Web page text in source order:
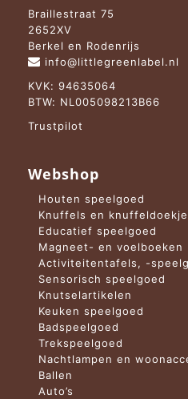
Braillestraat 75
2652XV
Berkel en Rodenrijs
info@littlegreenlabel.nl
KVK: 94635064
BTW: NL005098213B66
Trustpilot
Webshop
Houten speelgoed
Knuffels en
Educatief speelgoed
Magneet- en voelboeken
Activiteitentafels, -
Sensorisch speelgoed
Knutselartikelen
Keuken speelgoed
Badspeelgoed
Trekspeelgoed
Nachtlampen en
Ballen
Auto’s